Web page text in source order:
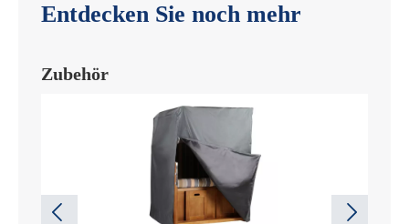
Entdecken Sie noch mehr
Zubehör